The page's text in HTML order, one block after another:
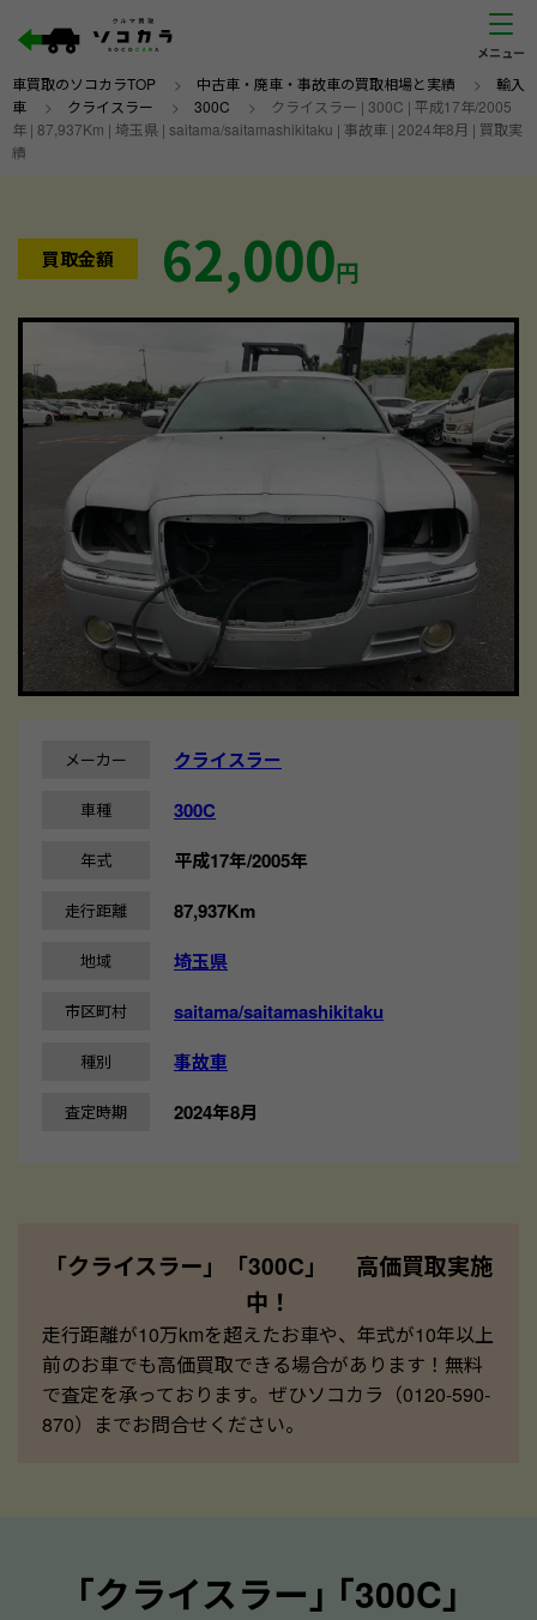
車買取のソコカラTOP > 中古車・廃車・事故車の買取相場と実績 > 輸入
車 > クライスラー > 300C > クライスラー | 300C | 平成17年/2005
年 | 87,937Km | 埼玉県 | saitama/saitamashikitaku | 事故車 | 2024年8月 | 買取実
績
買取金額 62,000円
メーカー クライスラー
車種 300C
年式 平成17年/2005年
走行距離 87,937Km
地域 埼玉県
市区町村 saitama/saitamashikitaku
種別 事故車
査定時期 2024年8月
「クライスラー」「300C」 高価買取実施
中！
走行距離が10万kmを超えたお車や、年式が10年以上
前のお車でも高価買取できる場合があります！無料
で査定を承っております。ぜひソコカラ（0120-590-
870）までお問合せください。
｢クライスラー｣ ｢300C｣